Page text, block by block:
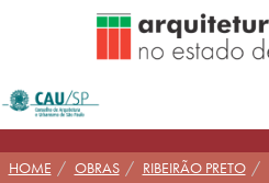
HOME OBRAS RIBEIRÃO PRETO